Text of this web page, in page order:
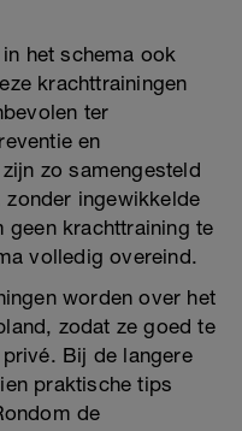
het schema ook
krachttrainingen
ter
en
zo samengesteld
ingewikkelde
geen krachttraining te
volledig overeind.
worden over het
zodat ze goed te
Bij de langere
praktische tips
de